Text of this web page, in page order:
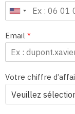
Email *
Votre chiffre